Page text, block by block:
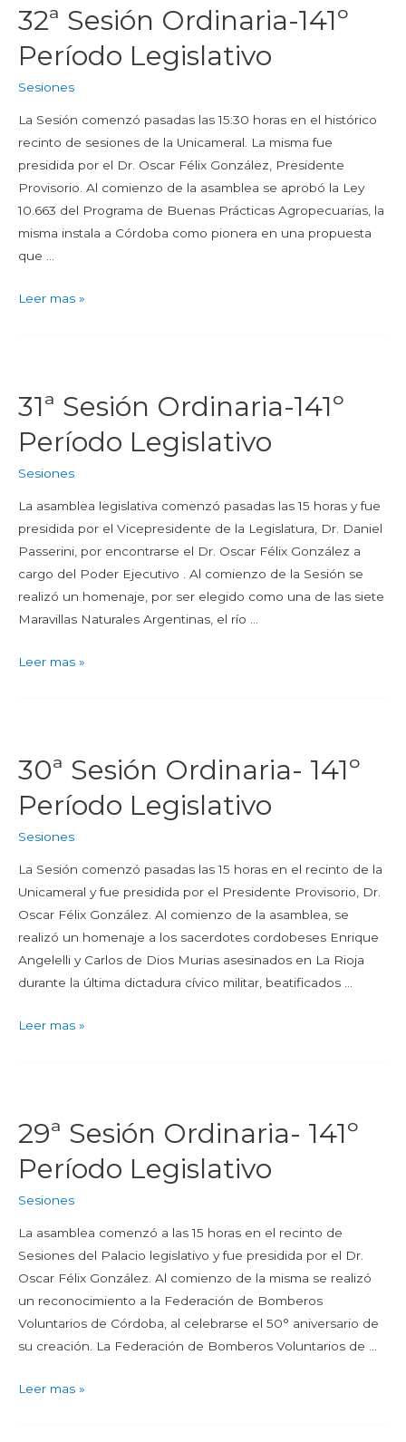
32ª Sesión Ordinaria-141º
Período Legislativo
Sesiones
La Sesión comenzó pasadas las 15:30 horas en el histórico
recinto de sesiones de la Unicameral. La misma fue
presidida por el Dr. Oscar Félix González, Presidente
Provisorio. Al comienzo de la asamblea se aprobó la Ley
10.663 del Programa de Buenas Prácticas Agropecuarias, la
misma instala a Córdoba como pionera en una propuesta
que …
Leer mas »
31ª Sesión Ordinaria-141º
Período Legislativo
Sesiones
La asamblea legislativa comenzó pasadas las 15 horas y fue
presidida por el Vicepresidente de la Legislatura, Dr. Daniel
Passerini, por encontrarse el Dr. Oscar Félix González a
cargo del Poder Ejecutivo . Al comienzo de la Sesión se
realizó un homenaje, por ser elegido como una de las siete
Maravillas Naturales Argentinas, el río …
Leer mas »
30ª Sesión Ordinaria- 141º
Período Legislativo
Sesiones
La Sesión comenzó pasadas las 15 horas en el recinto de la
Unicameral y fue presidida por el Presidente Provisorio, Dr.
Oscar Félix González. Al comienzo de la asamblea, se
realizó un homenaje a los sacerdotes cordobeses Enrique
Angelelli y Carlos de Dios Murias asesinados en La Rioja
durante la última dictadura cívico militar, beatificados …
Leer mas »
29ª Sesión Ordinaria- 141º
Período Legislativo
Sesiones
La asamblea comenzó a las 15 horas en el recinto de
Sesiones del Palacio legislativo y fue presidida por el Dr.
Oscar Félix González. Al comienzo de la misma se realizó
un reconocimiento a la Federación de Bomberos
Voluntarios de Córdoba, al celebrarse el 50° aniversario de
su creación. La Federación de Bomberos Voluntarios de …
Leer mas »